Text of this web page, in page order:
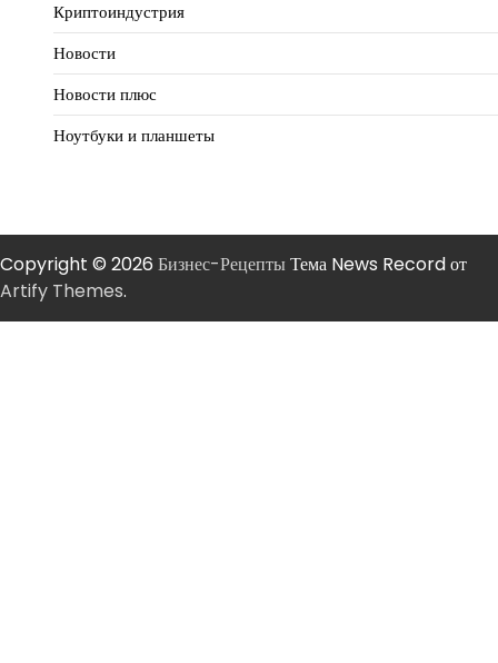
Криптоиндустрия
Новости
Новости плюс
Ноутбуки и планшеты
Copyright © 2026 Бизнес-РецептыТема News Record от
Artify Themes.